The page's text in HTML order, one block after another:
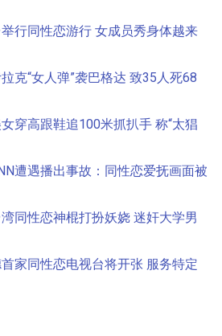
行同性恋游行 女成员秀身体越来
克“女人弹”袭巴格达 致35人死68
穿高跟鞋追100米抓扒手 称“太猖
遭遇播出事故：同性恋爱抚画面被
同性恋神棍打扮妖娆 迷奸大学男
家同性恋电视台将开张 服务特定